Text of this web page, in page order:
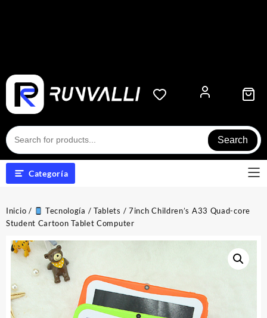
Search
Categoría
Inicio / Tecnología / Tablets / 7inch Children’s A33 Quad-core
Student Cartoon Tablet Computer